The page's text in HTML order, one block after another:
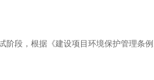
段，根据《建设项目环境保护管理条